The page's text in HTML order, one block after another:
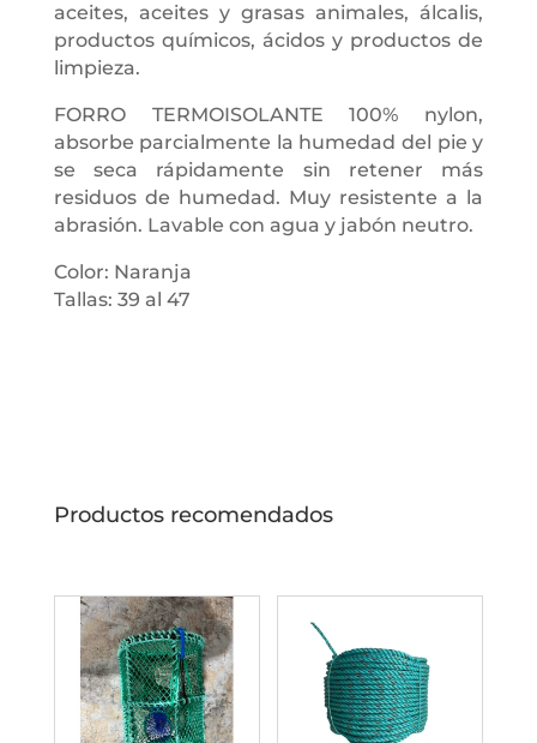
aceites, aceites y grasas animales, álcalis,
productos químicos, ácidos y productos de
limpieza.
FORRO TERMOISOLANTE 100% nylon,
absorbe parcialmente la humedad del pie y
se seca rápidamente sin retener más
residuos de humedad. Muy resistente a la
abrasión. Lavable con agua y jabón neutro.
Color: Naranja
Tallas: 39 al 47
Productos recomendados